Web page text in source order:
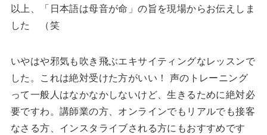
以上、「日本語は母音が命」の旨を現場からお伝えしま
した （笑
いやはや邪気も吹き飛ぶエキサイティングなレッスンで
した。これは絶対受けた方がいい！ 声のトレーニング
って一般人はなかなかしないけど、生きるために絶対必
要ですわ。講師業の方、オンラインでもリアルでも接客
なさる方、インスタライブされる方にもおすすめです